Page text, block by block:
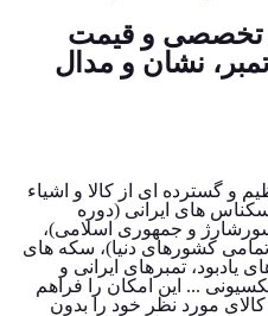
تخصصی و قیمت
نشان و مدال
و گسترده ای از کالا و اشیاء
های ایرانی (دوره
و جمهوری اسلامی)،
کشورهای دنیا)، سکه های
یادبود، تمبرهای ایرانی و
... این امکان را فراهم
کالای مورد نظر خود را بدون